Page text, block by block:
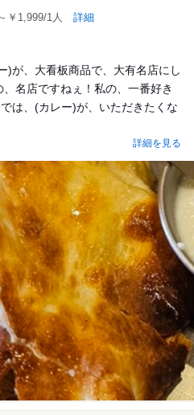
￥1,999/1人 詳細
)が、大看板商品で、大有名店にし
名店ですねぇ！私の、一番好き
は、(カレー)が、いただきたくな
詳細を見る